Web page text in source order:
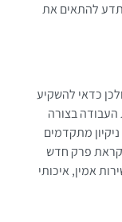
להתאים את
כדאי להשקיע
בצורה
מתקדמים
לקראת פרק חדש
אמין, איכותי